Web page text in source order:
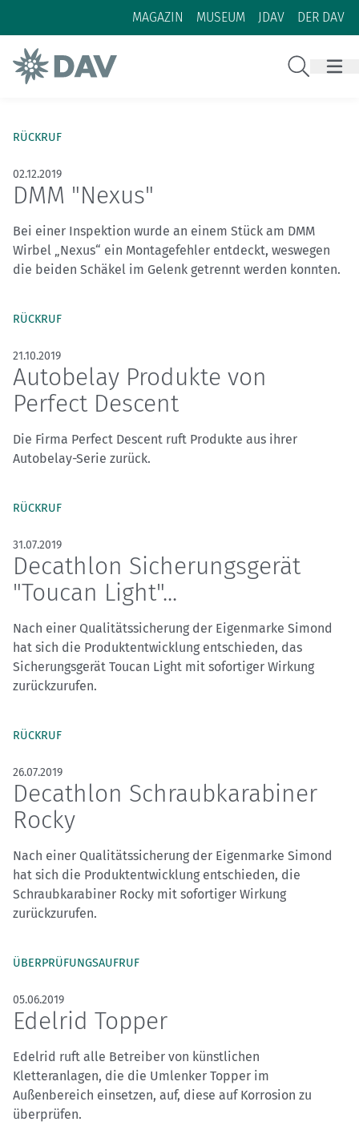
Zum Inhalt
Zur Footer-Navigation
MAGAZIN MUSEUM JDAV DER DAV
RÜCKRUF
02.12.2019
DMM "Nexus"
Bei einer Inspektion wurde an einem Stück am DMM
Wirbel „Nexus“ ein Montagefehler entdeckt, weswegen
die beiden Schäkel im Gelenk getrennt werden konnten.
RÜCKRUF
21.10.2019
Autobelay Produkte von
Perfect Descent
Die Firma Perfect Descent ruft Produkte aus ihrer
Autobelay-Serie zurück.
RÜCKRUF
31.07.2019
Decathlon Sicherungsgerät
"Toucan Light"...
Nach einer Qualitätssicherung der Eigenmarke Simond
hat sich die Produktentwicklung entschieden, das
Sicherungsgerät Toucan Light mit sofortiger Wirkung
zurückzurufen.
RÜCKRUF
26.07.2019
Decathlon Schraubkarabiner
Rocky
Nach einer Qualitätssicherung der Eigenmarke Simond
hat sich die Produktentwicklung entschieden, die
Schraubkarabiner Rocky mit sofortiger Wirkung
zurückzurufen.
ÜBERPRÜFUNGSAUFRUF
05.06.2019
Edelrid Topper
Edelrid ruft alle Betreiber von künstlichen
Kletteranlagen, die die Umlenker Topper im
Außenbereich einsetzen, auf, diese auf Korrosion zu
überprüfen.